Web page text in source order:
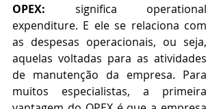
OPEX: significa operational
expenditure. E ele se relaciona com
as despesas operacionais, ou seja,
aquelas voltadas para as atividades
de manutenção da empresa. Para
muitos especialistas, a primeira